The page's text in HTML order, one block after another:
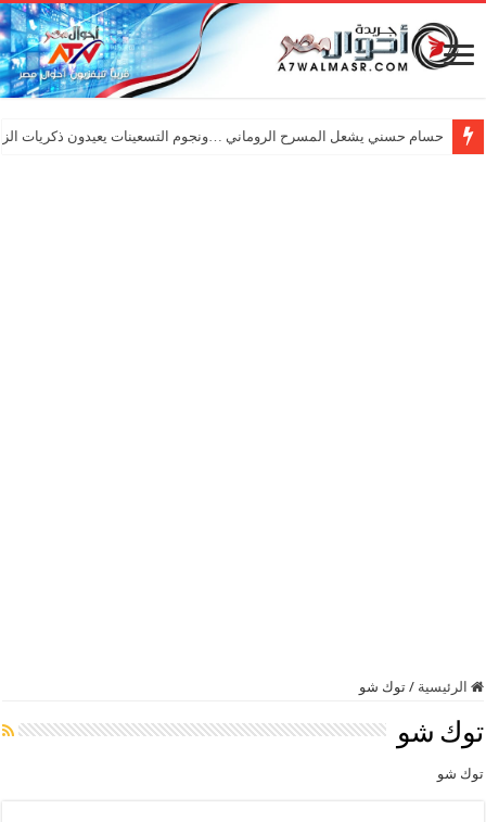
حسام حسني يشعل المسرح الروماني …ونجوم التسعينات يعيدون ذكريات
الرئيسية / توك شو
توك شو
توك شو